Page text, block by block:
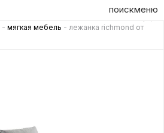
поискменю
- мягкая мебель - лежанка richmond от